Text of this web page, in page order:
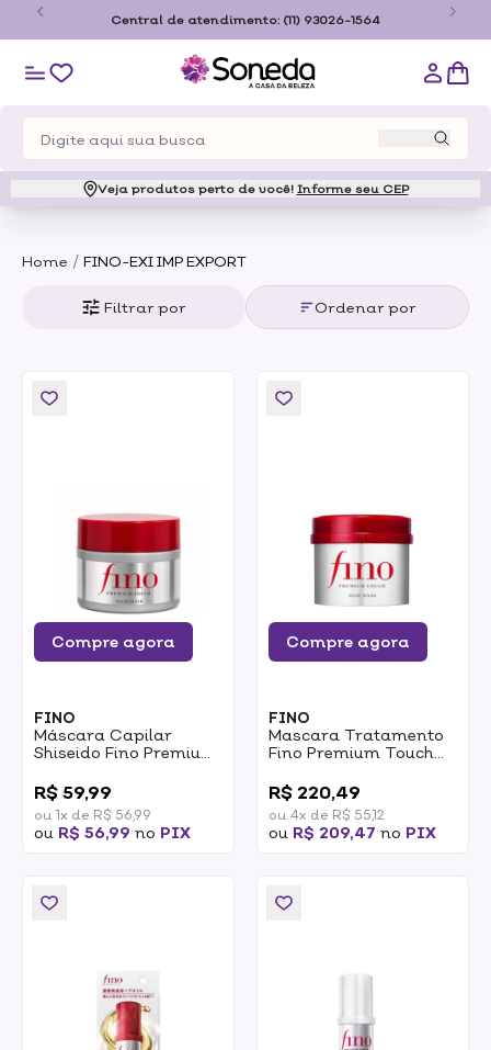
Central de atendimento: (11) 93026-1564
Veja produtos perto de você! Informe seu CEP
Home / FINO-EXI IMP EXPORT
Filtrar por Ordenar por
Compre agora
FINO
Máscara Capilar
Shiseido Fino Premium
R$ 59,99
ou 1x de R$ 56,99
ou R$ 56,99 no PIX
Compre agora
FINO
Mascara Tratamento
Fino Premium Touch
R$ 220,49
ou 4x de R$ 55,12
ou R$ 209,47 no PIX